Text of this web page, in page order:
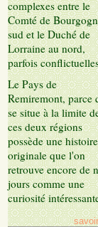
complexes entre le
Comté de
sud et le Duché de
Lorraine au nord,
parfois
Le Pays de
Remiremont, parce
se situe à la limite
ces deux régions
possède une histoire
originale que l'on
retrouve encore de
jours comme une
curiosité